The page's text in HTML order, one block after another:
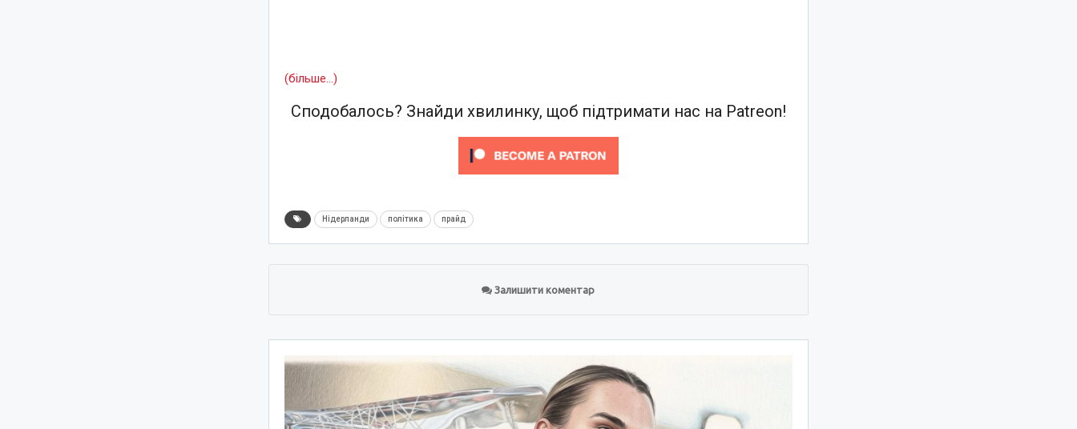
(більше…)
Сподобалось? Знайди хвилинку, щоб підтримати нас на Patreon!
Нідерланди політика прайд
Залишити коментар